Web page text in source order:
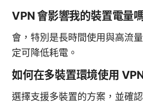
VPN 會影響我的裝置電量
會，特別是長時間使用與高流
定可降低耗電。
如何在多裝置環境使用
選擇支援多裝置的方案，並確